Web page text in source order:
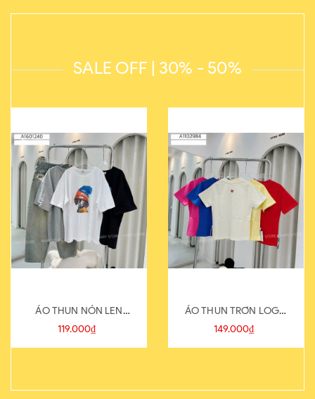
SALE OFF | 30% - 50%
ÁO THUN NÓN LEN
821-1
119.000₫
ÁO THUN TRƠN LOGO
SAU
149.000₫